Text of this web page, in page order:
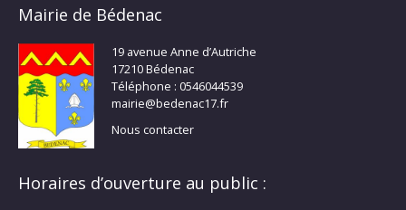
Mairie de Bédenac
19 avenue Anne d’Autriche
17210 Bédenac
Téléphone : 0546044539
mairie@bedenac17.fr
Nous contacter
Horaires d’ouverture au public :